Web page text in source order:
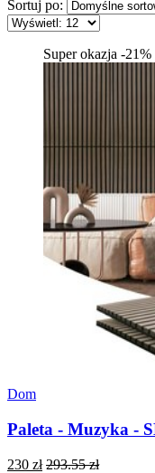
Sortuj po:
Super okazja -21%
Dom
Paleta - Muzyka -
230 zł 293.55 zł